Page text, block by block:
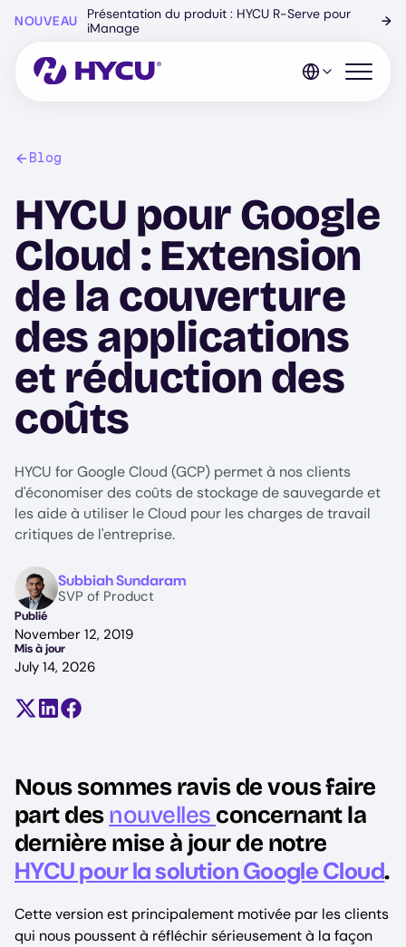
content
NOUVEAU
Présentation du produit : HYCU R-Serve pour
iManage
→
Open
Blog
HYCU pour Google
Cloud : Extension
de la couverture
des applications
et réduction des
coûts
HYCU for Google Cloud (GCP) permet à nos clients
d'économiser des coûts de stockage de sauvegarde et
les aide à utiliser le Cloud pour les charges de travail
critiques de l'entreprise.
ImageSubbiah Sundaram
SVP of Product
Publié
November 12, 2019
Mis à jour
July 14, 2026
Partager sur X (anciennement Twitter)
Partager sur LinkedIn
Partager sur Facebook
Nous sommes ravis de vous faire
part desnouvelles concernant la
dernière mise à jour de notre
HYCU pour la solution Google Cloud.
Cette version est principalement motivée par les clients
qui nous poussent à réfléchir sérieusement à la façon